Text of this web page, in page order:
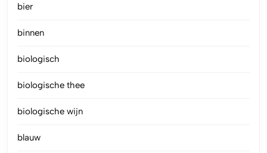
bier
binnen
biologisch
biologische thee
biologische wijn
blauw